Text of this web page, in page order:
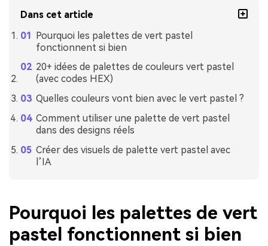
Dans cet article
Pourquoi les palettes de vert pastel
fonctionnent si bien
20+ idées de palettes de couleurs vert pastel
(avec codes HEX)
Quelles couleurs vont bien avec le vert pastel ?
Comment utiliser une palette de vert pastel
dans des designs réels
Créer des visuels de palette vert pastel avec
l’IA
Pourquoi les palettes de vert
pastel fonctionnent si bien